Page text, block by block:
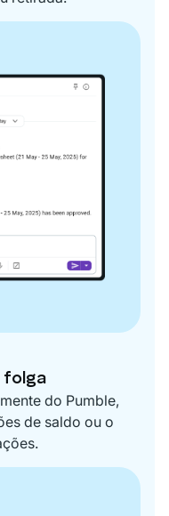
folga
do Pumble,
de saldo ou o